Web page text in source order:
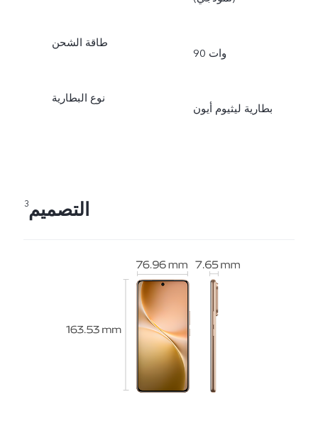
طاقة الشحن
90 وات
نوع البطارية
بطارية ليثيوم أيون
التصميم3